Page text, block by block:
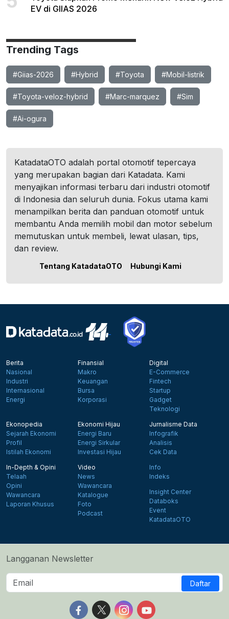
EV di GIIAS 2026
Trending Tags
#Giias-2026 #Hybrid #Toyota #Mobil-listrik
#Toyota-veloz-hybrid #Marc-marquez #Sim
#Ai-ogura
KatadataOTO adalah portal otomotif tepercaya
yang merupakan bagian dari Katadata. Kami
menyajikan informasi terbaru dari industri otomotif
di Indonesia dan seluruh dunia. Fokus utama kami
menampilkan berita dan panduan otomotif untuk
membantu Anda memilih mobil dan motor sebelum
memutuskan untuk membeli, lewat ulasan, tips,
dan review.
Tentang KatadataOTO Hubungi Kami
Berita
Nasional
Industri
Internasional
Energi
Finansial
Makro
Keuangan
Bursa
Korporasi
Digital
E-Commerce
Fintech
Startup
Gadget
Teknologi
Ekonopedia
Sejarah Ekonomi
Profil
Istilah Ekonomi
Ekonomi Hijau
Energi Baru
Energi Sirkular
Investasi Hijau
Jurnalisme Data
Infografik
Analisis
Cek Data
In-Depth & Opini
Telaah
Opini
Wawancara
Laporan Khusus
Video
News
Wawancara
Katalogue
Foto
Podcast
Info
Indeks
Insight Center
Databoks
Event
KatadataOTO
Langganan Newsletter
Daftar
Follow us on Facebook
Follow us on X
Follow us on Instagram
Follow us on